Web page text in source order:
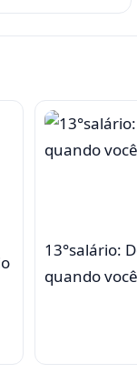
13°salário:
quando